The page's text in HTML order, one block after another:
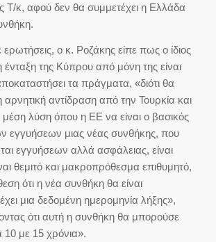
Τ/κ, αφού δεν θα συμμετέχει η Ελλάδα
ο κ. Ροζάκης είπε πως ο ίδιος
ένταξη της Κύπρου από μόνη της είναι
τα πράγματα, «διότι θα
αντίδραση από την Τουρκία και
λύση όπου η ΕΕ να είναι ο βασικός
εγγυήσεων μιας νέας συνθήκης, που
εγγυήσεων αλλά ασφάλειας, είναι
θεμιτό και μακροπρόθεσμα επιθυμητό,
ότι η νέα συνθήκη θα είναι
μια δεδομένη ημερομηνία λήξης»,
ότι αυτή η συνθήκη θα μπορούσε
10 με 15 χρόνια».